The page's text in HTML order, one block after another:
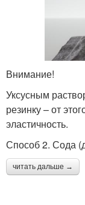
Внимание!
Уксусным
резинку – от
эластичность.
Способ 2. Сода
читать дальше →